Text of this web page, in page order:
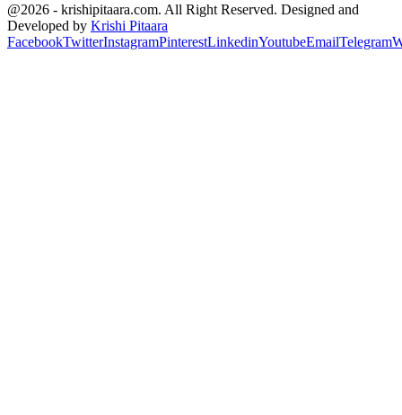
@2026 - krishipitaara.com. All Right Reserved. Designed and
Developed by Krishi Pitaara
FacebookTwitterInstagramPinterestLinkedinYoutubeEmailTelegram